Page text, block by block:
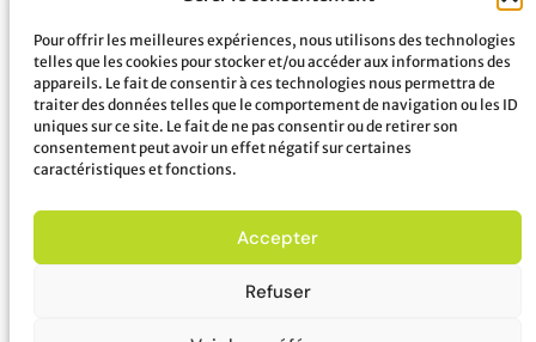
Pour offrir les meilleures expériences, nous utilisons des technologies
telles que les cookies pour stocker et/ou accéder aux informations des
appareils. Le fait de consentir à ces technologies nous permettra de
traiter des données telles que le comportement de navigation ou les ID
uniques sur ce site. Le fait de ne pas consentir ou de retirer son
consentement peut avoir un effet négatif sur certaines
caractéristiques et fonctions.
Accepter
Refuser
vendredi 5 juin 2026 à partir...
02
Juin'26
Ville de Mana
COMMUNIQUÉ A LA POPULATION Panne des
réseaux Orange sur le territoire de Mana
...